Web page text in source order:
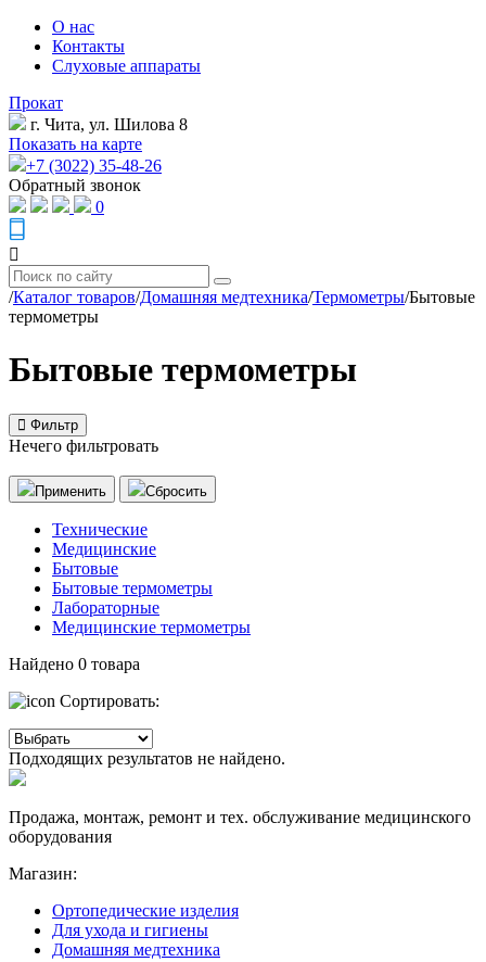
О нас
Контакты
Слуховые аппараты
Прокат
г. Чита, ул. Шилова 8
Показать на карте
+7 (3022) 35-48-26
Обратный звонок
0
/Каталог товаров/Домашняя медтехника/Термометры/Бытовые
термометры
Бытовые термометры
Фильтр
Нечего фильтровать
Применить Сбросить
Технические
Медицинские
Бытовые
Бытовые термометры
Лабораторные
Медицинские термометры
Найдено 0 товара
Сортировать:
Подходящих результатов не найдено.
Продажа, монтаж, ремонт и тех. обслуживание медицинского
оборудования
Магазин:
Ортопедические изделия
Для ухода и гигиены
Домашняя медтехника